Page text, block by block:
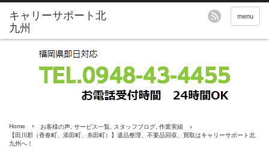
menu
Home お客様の声 サービス一覧 スタッフブログ 作業実績
【田川郡（香春町、添田町、糸田町）】遺品整理、不要品回収、買取はキャリーサポート北
九州へ！